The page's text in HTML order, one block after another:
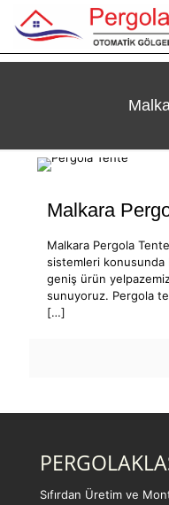
Malkara
Malkara Pergola
sistemleri konusunda
geniş ürün
sunuyoruz. Pergola
[…]
Sıfırdan Üretim ve